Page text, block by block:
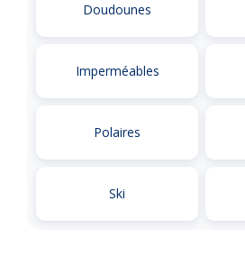
Doudounes
Imperméables
Polaires
Ski